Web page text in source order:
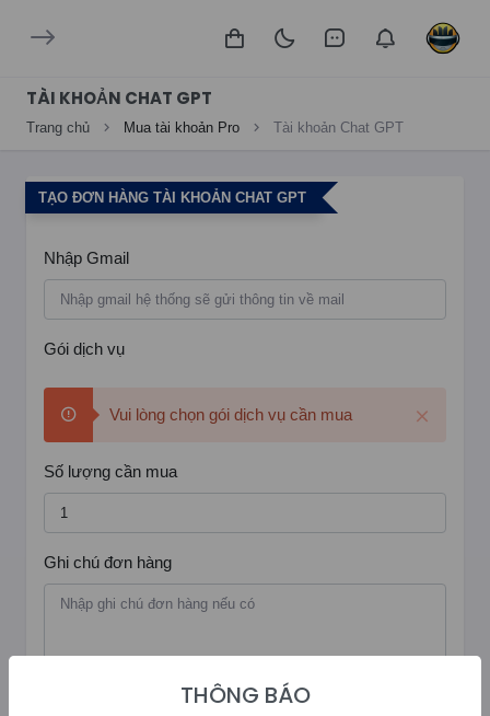
TÀI KHOẢN CHAT GPT
Trang chủ Mua tài khoản Pro Tài khoản Chat GPT
TẠO ĐƠN HÀNG TÀI KHOẢN CHAT GPT
Nhập Gmail
Gói dịch vụ
Vui lòng chọn gói dịch vụ cần mua
Số lượng cần mua
Ghi chú đơn hàng
THÔNG BÁO